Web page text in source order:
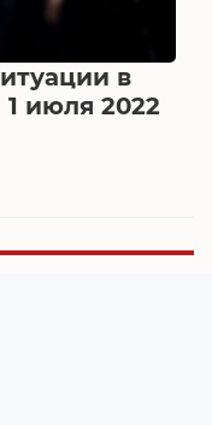
в
июля 2022